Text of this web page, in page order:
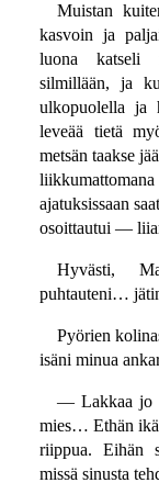
Muistan
kasvoin ja
luona katseli
silmillään, ja
ulkopuolella ja
leveää tietä
metsän taakse
ajatuksissaan
osoittautui —
Hyvästi,
puhtauteni…
Pyörien
isäni minua
— Lakkaa jo
mies… Ethän
riippua. Eihän
missä sinusta